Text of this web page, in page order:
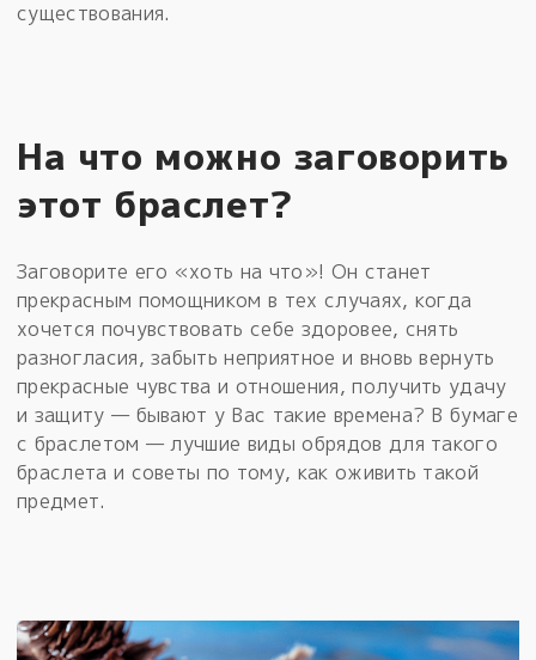
существования.
На что можно заговорить
этот браслет?
Заговорите его «хоть на что»! Он станет
прекрасным помощником в тех случаях, когда
хочется почувствовать себе здоровее, снять
разногласия, забыть неприятное и вновь вернуть
прекрасные чувства и отношения, получить удачу
и защиту — бывают у Вас такие времена? В бумаге
с браслетом — лучшие виды обрядов для такого
браслета и советы по тому, как оживить такой
предмет.